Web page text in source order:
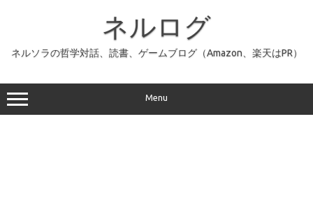
ッ
プ
ネルログ
ネルソラの哲学対話、読書、ゲームブログ（Amazon、楽天はPR）
Menu